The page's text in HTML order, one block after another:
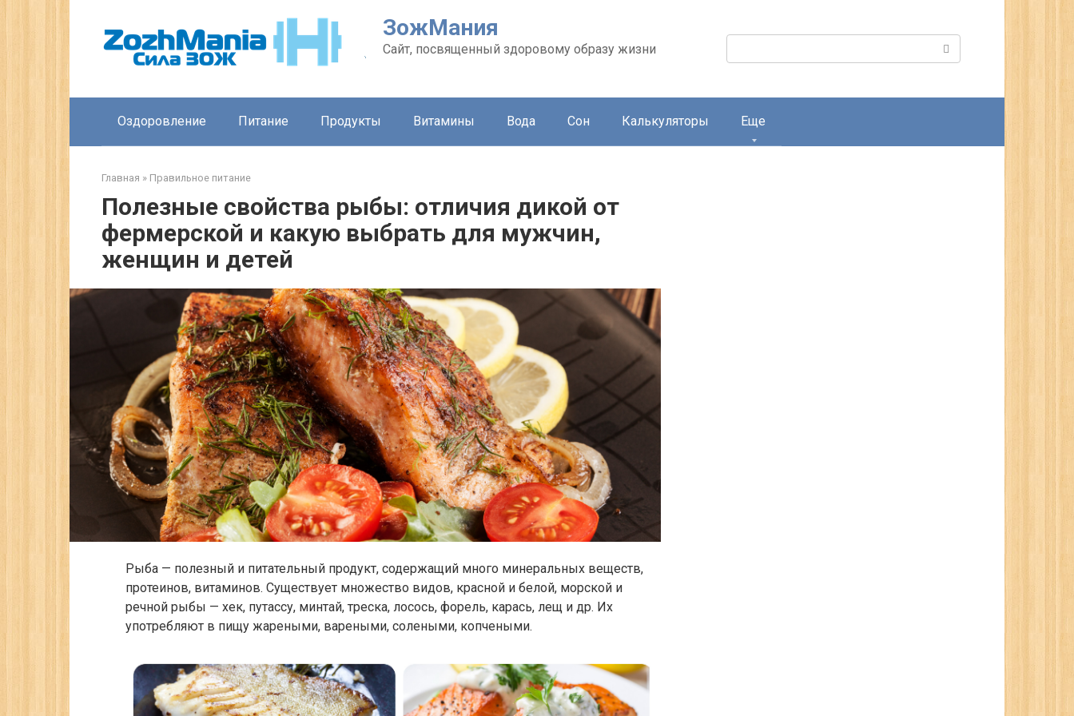
ЗожМания
Сайт, посвященный здоровому образу жизни
Оздоровление Питание Продукты Витамины Вода Сон Калькуляторы Еще
Главная » Правильное питание
Полезные свойства рыбы: отличия дикой от
фермерской и какую выбрать для мужчин,
женщин и детей
Рыба — полезный и питательный продукт, содержащий много минеральных веществ,
протеинов, витаминов. Существует множество видов, красной и белой, морской и
речной рыбы — хек, путассу, минтай, треска, лосось, форель, карась, лещ и др. Их
употребляют в пищу жареными, вареными, солеными, копчеными.